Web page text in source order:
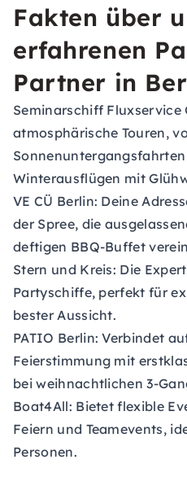
Fakten über
erfahrenen
Partner in
Seminarschiff Fluxservice
atmosphärische Touren,
Winterausflügen mit
VE CÜ Berlin: Deine
der Spree, die
deftigen BBQ-Buffet
Stern und Kreis: Die
Partyschiffe, perfekt für
bester Aussicht.
PATIO Berlin: Verbindet
Feierstimmung mit
bei weihnachtlichen 3-
Boat4All: Bietet flexible
Feiern und Teamevents,
Personen.